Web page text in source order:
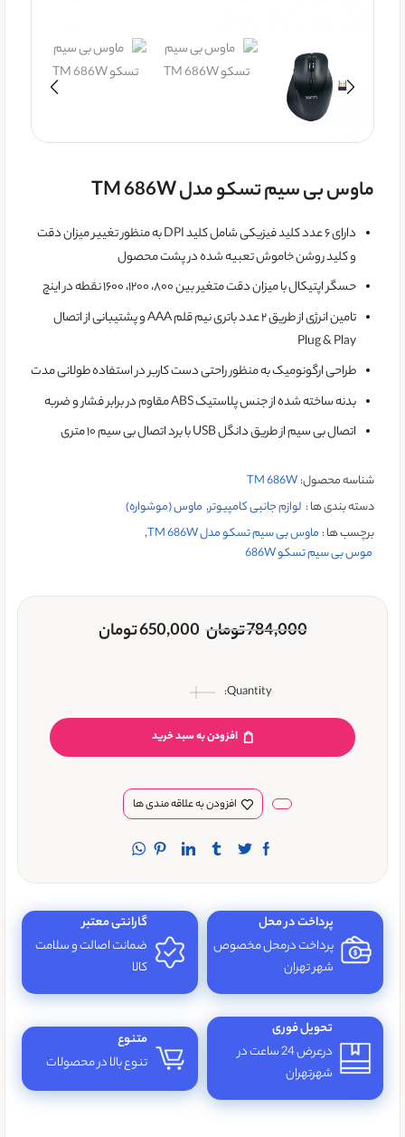
ماوس بی سیم تسکو مدل TM 686W
دارای ۶ عدد کلید فیزیکی شامل کلید DPI به منظور تغییر میزان دقت
و کلید روشن خاموش تعبیه شده در پشت محصول
حسگر اپتیکال با میزان دقت متغیر بین ۸۰۰، ۱۲۰۰، ۱۶۰۰ نقطه در اینچ
تامین انرژی از طریق ۲ عدد باتری نیم قلم AAA و پشتیبانی از اتصال
Plug & Play
طراحی ارگونومیک به منظور راحتی دست کاربر در استفاده طولانی مدت
بدنه ساخته شده از جنس پلاستیک ABS مقاوم در برابر فشار و ضربه
اتصال بی سیم از طریق دانگل USB با برد اتصال بی سیم ۱۰ متری
شناسه محصول:TM 686W
دسته بندی ها : لوازم جانبی کامپیوتر, ماوس (موشواره)
برچسب ها : ماوس بی سیم تسکو مدل TM 686W
,
موس بی سیم تسکو 686W
784,000تومان 650,000تومان
افزودن به سبد خرید
افزودن به علاقه مندی ها
پرداخت در محل
پرداخت درمحل مخصوص
شهر تهران
گارانتی معتبر
ضمانت اصالت و سلامت
کالا
تحویل فوری
درعرض 24 ساعت در
شهرتهران
متنوع
تنوع بالا در محصولات